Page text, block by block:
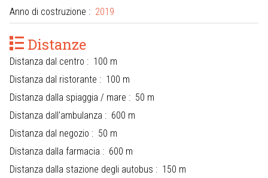
Anno di costruzione : 2019
Distanze
Distanza dal centro : 100 m
Distanza dal ristorante : 100 m
Distanza dalla spiaggia / mare : 50 m
Distanza dall'ambulanza : 600 m
Distanza dal negozio : 50 m
Distanza dalla farmacia : 600 m
Distanza dalla stazione degli autobus : 150 m